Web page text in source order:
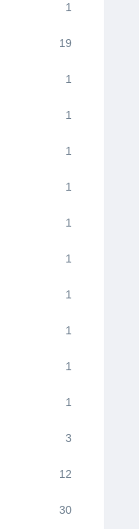
1
19
1
1
1
1
1
1
1
1
1
1
3
12
30